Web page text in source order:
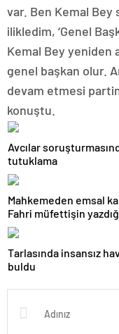
var. Ben Kemal
ilikledim, ‘Genel
Kemal Bey yeniden
genel başkan olur.
devam etmesi
konuştu.
Avcılar
tutuklama
Mahkemeden emsal
Fahri müfettişin
iptal edildi
Tarlasında insansız
buldu